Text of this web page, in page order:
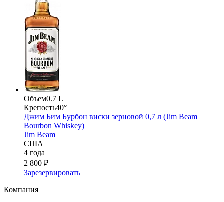
Объем0.7 L
Крепость40°
Джим Бим Бурбон виски зерновой 0,7 л (Jim Beam
Bourbon Whiskey)
Jim Beam
США
4 года
2 800 ₽
Зарезервировать
Компания